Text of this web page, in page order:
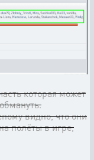
которая может
видно, что они
полёты в игре,